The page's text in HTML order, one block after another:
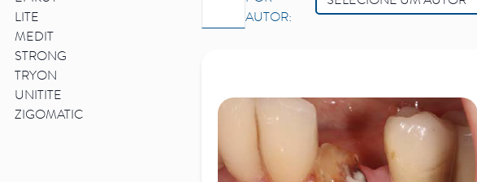
LITE
MEDIT
STRONG
TRYON
UNITITE
ZIGOMATIC
AUTOR: